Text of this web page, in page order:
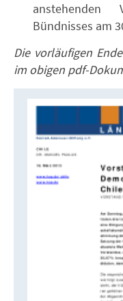
anstehenden
Bündnisses am
Die vorläufigen
im obigen pdf-